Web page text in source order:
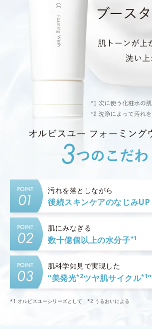
汚れを落としながら
後続スキンケアのなじみUP
肌にみなぎる
数十億個以上の水分子*1
肌科学知見で実現した
“美発光*2ツヤ肌サイクル*1”
*1 オルビスユーシリーズとして *2 うるおいによる